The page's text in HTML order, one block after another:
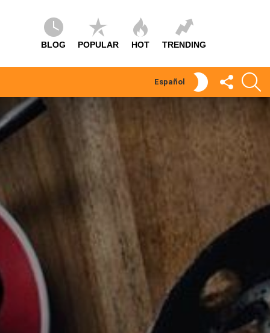
BLOG POPULAR HOT TRENDING
Español
SKIN
SÍGUEME